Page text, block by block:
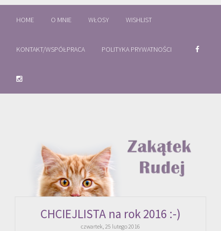
HOME O MNIE WŁOSY WISHLIST
KONTAKT/WSPÓŁPRACA POLITYKA PRYWATNOŚCI
CHCIEJLISTA na rok 2016 :-)
czwartek, 25 lutego 2016